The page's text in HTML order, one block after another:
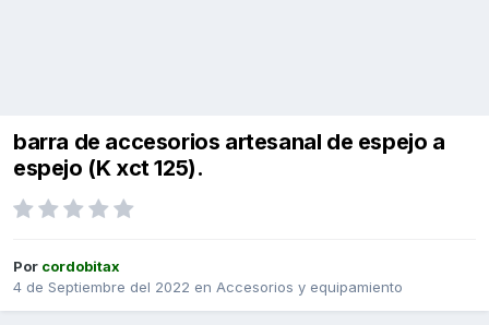
barra de accesorios artesanal de espejo a
espejo (K xct 125).
Por cordobitax
4 de Septiembre del 2022 en Accesorios y equipamiento